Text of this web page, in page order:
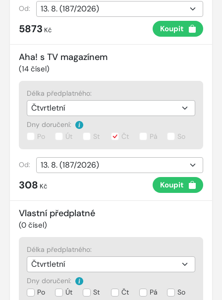
Od:
5873 Kč Koupit
Aha! s TV magazínem
(14 čísel)
Délka předplatného:
Dny doručení:
Po
Út St Čt Pá So
Od:
308 Kč Koupit
Vlastní předplatné
(0 čísel)
Délka předplatného:
Dny doručení:
Po
Út St Čt Pá So